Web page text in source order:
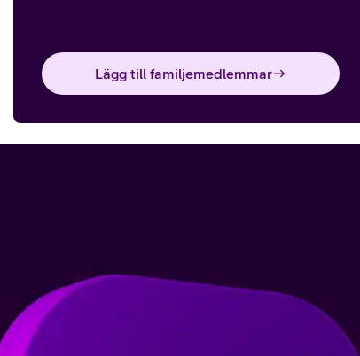
Lägg till familjemedlemmar